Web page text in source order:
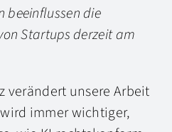
beeinflussen die
Startups derzeit am
verändert unsere Arbeit
immer wichtiger,